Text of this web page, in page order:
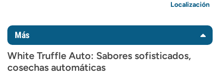
Localización
Más
White Truffle Auto: Sabores sofisticados,
cosechas automáticas